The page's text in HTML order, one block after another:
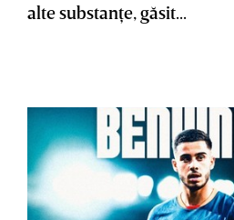
alte substanţe, găsit...